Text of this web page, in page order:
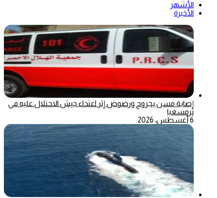
الأشهر
الأخيرة
إصابة مسن بجروح ورضوض إثر اعتداء جيش الاحتلال عليه في
ترمسعيا
6 أغسطس، 2026